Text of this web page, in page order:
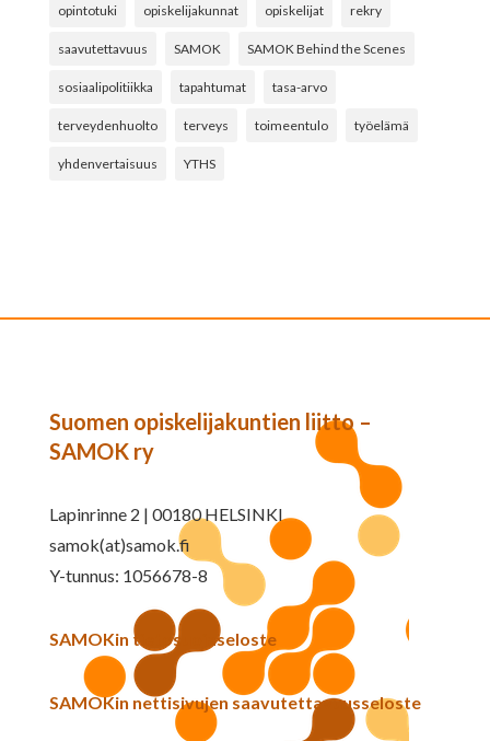
opintotuki opiskelijakunnat opiskelijat rekry
saavutettavuus SAMOK SAMOK Behind the Scenes
sosiaalipolitiikka tapahtumat tasa-arvo
terveydenhuolto terveys toimeentulo työelämä
yhdenvertaisuus YTHS
Suomen opiskelijakuntien liitto –
SAMOK ry
Lapinrinne 2 | 00180 HELSINKI
samok(at)samok.fi
Y-tunnus: 1056678-8
SAMOKin tietosuojaseloste
SAMOKin nettisivujen saavutettavuusseloste